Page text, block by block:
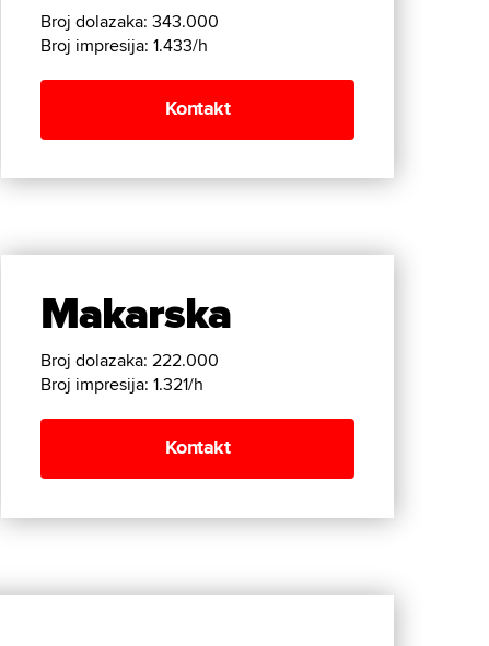
Broj dolazaka: 343.000
Broj impresija: 1.433/h
Kontakt
Makarska
Broj dolazaka: 222.000
Broj impresija: 1.321/h
Kontakt